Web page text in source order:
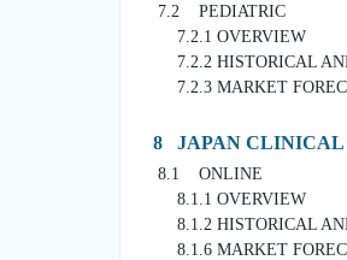
7.2 PEDIATRIC
7.2.1 OVERVIEW
7.2.2 HISTORICAL AND
7.2.3 MARKET
8 JAPAN CLINICAL
8.1 ONLINE
8.1.1 OVERVIEW
8.1.2 HISTORICAL AND
8.1.6 MARKET